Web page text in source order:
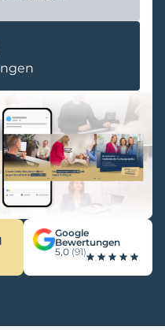
Google
Bewertungen
5,0 (91)